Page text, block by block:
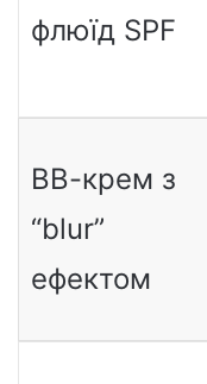
флюїд SPF
ВВ-крем з
“blur”
ефектом